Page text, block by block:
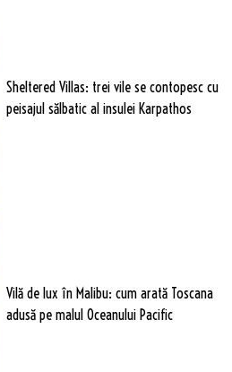
Sheltered Villas: trei vile se contopesc cu
peisajul sălbatic al insulei Karpathos
Vilă de lux în Malibu: cum arată Toscana
adusă pe malul Oceanului Pacific